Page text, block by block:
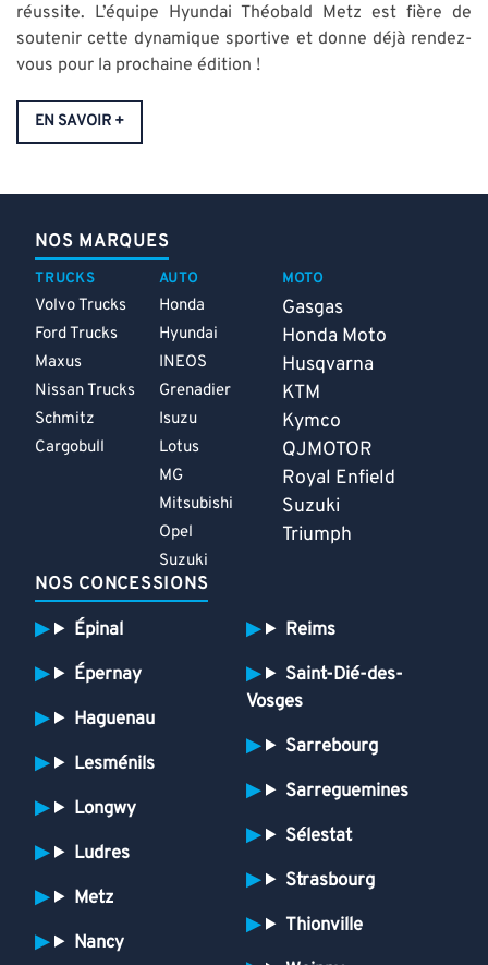
réussite. L’équipe Hyundai Théobald Metz est fière de
soutenir cette dynamique sportive et donne déjà rendez-
vous pour la prochaine édition !
EN SAVOIR +
NOS MARQUES
TRUCKS
Volvo Trucks
Ford Trucks
Maxus
Nissan Trucks
Schmitz
Cargobull
AUTO
Honda
Hyundai
INEOS
Grenadier
Isuzu
Lotus
MG
Mitsubishi
Opel
Suzuki
MOTO
Gasgas
Honda Moto
Husqvarna
KTM
Kymco
QJMOTOR
Royal Enfield
Suzuki
Triumph
NOS CONCESSIONS
Épinal
Épernay
Haguenau
Lesménils
Longwy
Ludres
Metz
Nancy
Reims
Saint-Dié-des-
Vosges
Sarrebourg
Sarreguemines
Sélestat
Strasbourg
Thionville